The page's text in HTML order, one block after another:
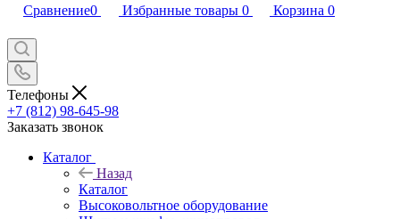
Сравнение0 Избранные товары 0 Корзина 0
Телефоны
+7 (812) 98-645-98
Заказать звонок
Каталог
Назад
Каталог
Высоковольтное оборудование